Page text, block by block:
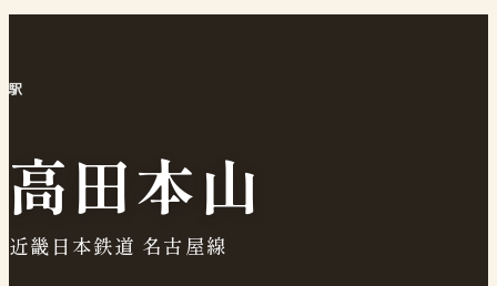
駅
高田本山
近畿日本鉄道 名古屋線